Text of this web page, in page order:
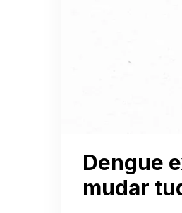
Dengue
mudar